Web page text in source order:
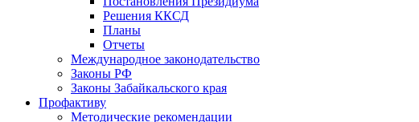
Решения ККСД
Планы
Отчеты
Международное законодательство
Законы РФ
Законы Забайкальского края
Профактиву
Методические рекомендации